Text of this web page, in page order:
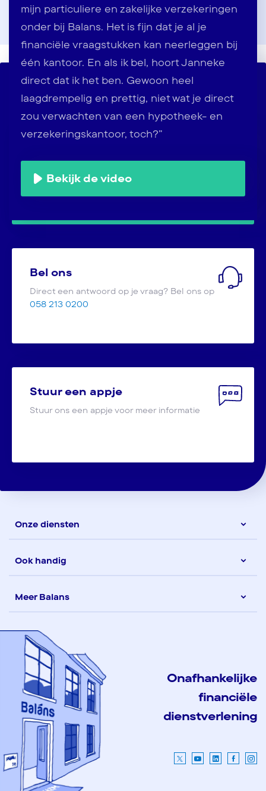
mijn particuliere en zakelijke verzekeringen
onder bij Balans. Het is fijn dat je al je
financiële vraagstukken kan neerleggen bij
één kantoor. En als ik bel, hoort Janneke
direct dat ik het ben. Gewoon heel
laagdrempelig en prettig, niet wat je direct
zou verwachten van een hypotheek- en
verzekeringskantoor, toch?”
Bekijk de video
Contact op jouw manier
Maak nu vrijblijvend een afspraak met een
van onze adviseurs
Bel ons
Direct een antwoord op je vraag? Bel ons op
058 213 0200
Stuur een appje
Stuur ons een appje voor meer informatie
Onze diensten
Ook handig
Meer Balans
Onafhankelijke
financiële
dienstverlening